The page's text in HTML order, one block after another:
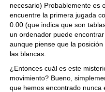
necesario) Probablemente es
encuentre la primera jugada
0.00 (que indica que son
un ordenador puede
aunque piense que la
las blancas.
¿Entonces cuál es este
movimiento? Bueno,
que hemos encontrado nunca